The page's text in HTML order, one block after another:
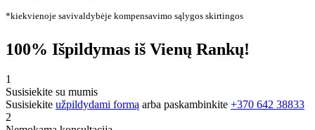
*kiekvienoje savivaldybėje kompensavimo sąlygos skirtingos
100% Išpildymas iš Vienų Rankų!
1
Susisiekite su mumis
Susisiekite užpildydami formą arba paskambinkite +370 642 38833
2